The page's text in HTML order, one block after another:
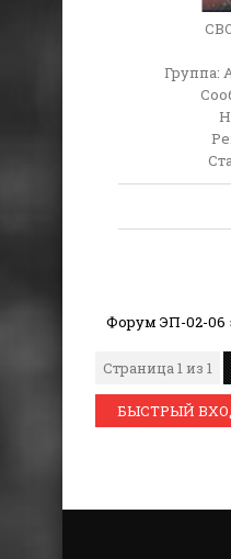
Группа:
Форум ЭП-02-06
Страница1из 1